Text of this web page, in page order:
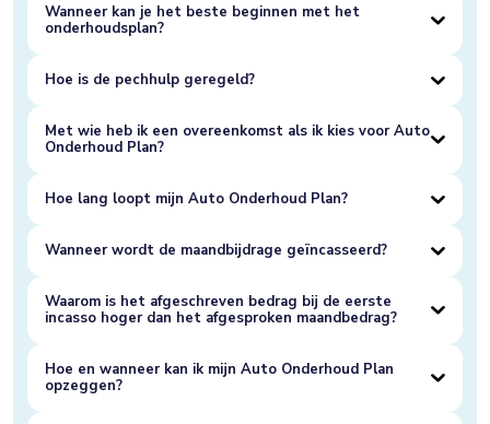
Wanneer kan je het beste beginnen met het
onderhoudsplan?
Hoe is de pechhulp geregeld?
Met wie heb ik een overeenkomst als ik kies voor Auto
Onderhoud Plan?
Hoe lang loopt mijn Auto Onderhoud Plan?
Wanneer wordt de maandbijdrage geïncasseerd?
Waarom is het afgeschreven bedrag bij de eerste
incasso hoger dan het afgesproken maandbedrag?
Hoe en wanneer kan ik mijn Auto Onderhoud Plan
opzeggen?